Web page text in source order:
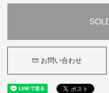
お問い合わせ